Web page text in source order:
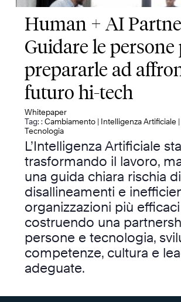
Human + AI
Guidare le persone
prepararle ad
futuro hi-tech
Whitepaper
Tag: : Cambiamento | Intelligenza Artificiale |
Tecnologia
L’Intelligenza Artificiale sta
trasformando il lavoro,
una guida chiara rischia
disallineamenti e
organizzazioni più
costruendo una
persone e tecnologia,
competenze, cultura e
adeguate.